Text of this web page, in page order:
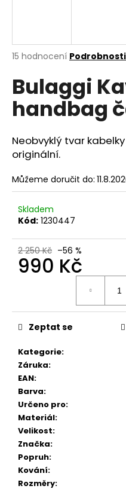
Průměrné
produktu
je
4,7
hvězdiček.
15 hodnocení
Bulaggi
handbag
Neobvyklý tvar
originální.
Můžeme doručit do:
Skladem
Kód: 1230447
2 250 Kč –56 %
990 Kč
Kategorie:
Záruka:
EAN:
Barva:
Určeno pro:
Materiál:
Velikost:
Značka:
Popruh:
Kování:
Rozměry:
Zeptat se
í
t
?
D
o
p
r
u
e
m
e